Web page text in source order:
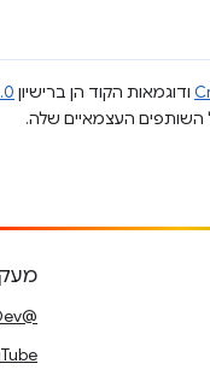
ודוגמאות הקוד הן ברישיון
@ChromiumDev ב-X